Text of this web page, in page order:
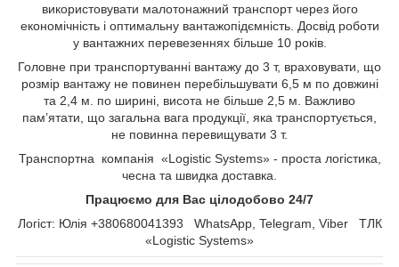
використовувати малотонажний транспорт через його
економічність і оптимальну вантажопідємність. Досвід роботи
у вантажних перевезеннях більше 10 років.
Головне при транспортуванні вантажу до 3 т, враховувати, що
розмір вантажу не повинен перебільшувати 6,5 м по довжині
та 2,4 м. по ширині, висота не більше 2,5 м. Важливо
пам’ятати, що загальна вага продукції, яка транспортується,
не повинна перевищувати 3 т.
Транспортна компанія «Logistic Systems» - проста логістика,
чесна та швидка доставка.
Працюємо для Вас цілодобово 24/7
Логіст: Юлія +380680041393 WhatsApp, Telegram, Viber ТЛК
«Logistic Systems»